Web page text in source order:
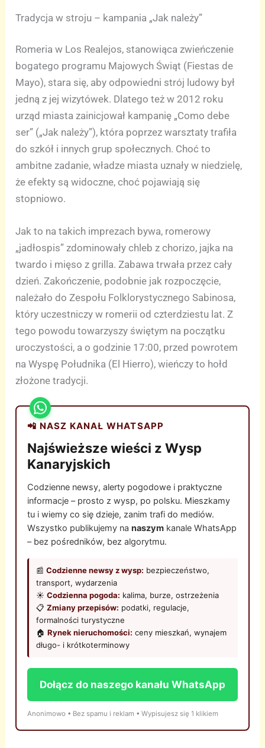
Tradycja w stroju – kampania „Jak należy”
Romeria w Los Realejos, stanowiąca zwieńczenie
bogatego programu Majowych Świąt (Fiestas de
Mayo), stara się, aby odpowiedni strój ludowy był
jedną z jej wizytówek. Dlatego też w 2012 roku
urząd miasta zainicjował kampanię „Como debe
ser” („Jak należy”), która poprzez warsztaty trafiła
do szkół i innych grup społecznych. Choć to
ambitne zadanie, władze miasta uznały w niedzielę,
że efekty są widoczne, choć pojawiają się
stopniowo.
Jak to na takich imprezach bywa, romerowy
„jadłospis” zdominowały chleb z chorizo, jajka na
twardo i mięso z grilla. Zabawa trwała przez cały
dzień. Zakończenie, podobnie jak rozpoczęcie,
należało do Zespołu Folklorystycznego Sabinosa,
który uczestniczy w romerii od czterdziestu lat. Z
tego powodu towarzyszy świętym na początku
uroczystości, a o godzinie 17:00, przed powrotem
na Wyspę Południka (El Hierro), wieńczy to hołd
złożone tradycji.
📲 NASZ KANAŁ WHATSAPP
Najświeższe wieści z Wysp
Kanaryjskich
Codzienne newsy, alerty pogodowe i praktyczne
informacje – prosto z wysp, po polsku. Mieszkamy
tu i wiemy co się dzieje, zanim trafi do mediów.
Wszystko publikujemy nanaszym kanale WhatsApp
– bez pośredników, bez algorytmu.
📰Codzienne newsy z wysp: bezpieczeństwo,
transport, wydarzenia
☀️Codzienna pogoda: kalima, burze, ostrzeżenia
📋Zmiany przepisów: podatki, regulacje,
formalności turystyczne
🏠Rynek nieruchomości: ceny mieszkań, wynajem
długo- i krótkoterminowy
Dołącz do naszego kanału WhatsApp
Anonimowo • Bez spamu i reklam • Wypisujesz się 1 klikiem